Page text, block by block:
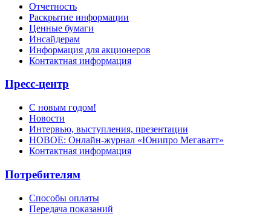
Отчетность
Раскрытие информации
Ценные бумаги
Инсайдерам
Информация для акционеров
Контактная информация
Пресс-центр
С новым годом!
Новости
Интервью, выступления, презентации
НОВОЕ: Онлайн-журнал «Юнипро Мегаватт»
Контактная информация
Потребителям
Способы оплаты
Передача показаний